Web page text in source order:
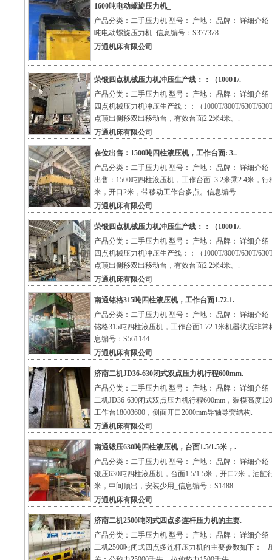
1600吨电动螺旋压力机_
产品分类：二手压力机 型号： 产地： 品牌： 详细介绍
吨电动螺旋压力机_信息编号：S377378
万通机床有限公司
荣锻四点机械压力机冲压生产线：：（1000T/.
产品分类：二手压力机 型号： 产地： 品牌： 详细介绍
四点机械压力机冲压生产线：：（1000T/800T/630T/
点顶出侧移双出移动台，有效台面2.2米4米。.
万通机床有限公司
在位出售：1500吨四柱液压机，工作台面: 3..
产品分类：二手压力机 型号： 产地： 品牌： 详细介绍
出售：1500吨四柱液压机，工作台面: 3.2米乘2.4米，行
米，开口2米，带移动工作台多点。信息编号.
万通机床有限公司
荣锻四点机械压力机冲压生产线：：（1000T/.
产品分类：二手压力机 型号： 产地： 品牌： 详细介绍
四点机械压力机冲压生产线：：（1000T/800T/630T/
点顶出侧移双出移动台，有效台面2.2米4米。.
万通机床有限公司
南通铭格315吨四柱液压机，工作台面1.72.1.
产品分类：二手压力机 型号： 产地： 品牌： 详细介绍
铭格315吨四柱液压机，工作台面1.72.1米机器状况非常
息编号：S561144
万通机床有限公司
济南二机JD36-630闭式双点压力机行程600mm.
产品分类：二手压力机 型号： 产地： 品牌： 详细介绍
二机JD36-630闭式双点压力机行程600mm，装模高度
工作台18003600，侧面开口2000mm导轴导套结构.
万通机床有限公司
南通锻压630吨四柱液压机，台面1.5/1.5米，.
产品分类：二手压力机 型号： 产地： 品牌： 详细介绍
锻压630吨四柱液压机，台面1.5/1.5米，开口2米，油缸
米，中间顶出，安装少用_信息编号：S1488.
万通机床有限公司
济南二机2500吨闭式四点多连杆压力机的主要.
产品分类：二手压力机 型号： 产地： 品牌： 详细介绍
二机2500吨闭式四点多连杆压力机的主要参数如下： -